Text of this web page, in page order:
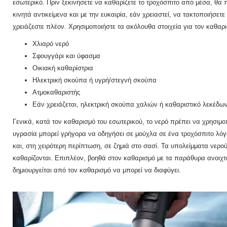
εσωτερικό. Πριν ξεκινήσετε να καθαρίζετε το τροχόσπιτο από μέσα, θα
κινητά αντικείμενα και με την ευκαιρία, εάν χρειαστεί, να
χρειάζεστε πλέον. Χρησιμοποιήστε τα ακόλουθα στοιχεία για τον
Χλιαρό νερό
Σφουγγάρι και ύφασμα
Οικιακή καθαρίστρια
Ηλεκτρική σκούπα ή υγρή/στεγνή σκούπα
Ατμοκαθαριστής
Εάν χρειάζεται, ηλεκτρική σκούπα χαλιών ή καθαριστικό
Γενικά, κατά τον καθαρισμό του εσωτερικού, το νερό πρέπει να
υγρασία μπορεί γρήγορα να οδηγήσει σε μούχλα σε ένα τροχόσπιτο
και, στη χειρότερη περίπτωση, σε ζημιά στο σασί. Τα υπολείμματα
καθαρίζονται. Επιπλέον, βοηθά στον καθαρισμό με τα παράθυρα
δημιουργείται από τον καθαρισμό να μπορεί να διαφύγει.